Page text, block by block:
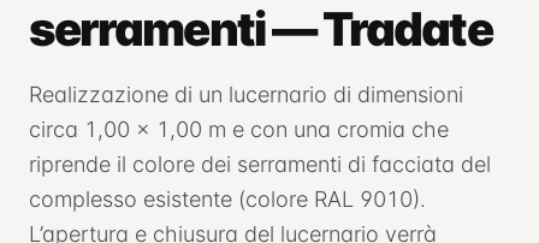
serramenti — Tradate
Realizzazione di un lucernario di dimensioni
circa 1,00 x 1,00 m e con una cromia che
riprende il colore dei serramenti di facciata del
complesso esistente (colore RAL 9010).
L’apertura e chiusura del lucernario verrà